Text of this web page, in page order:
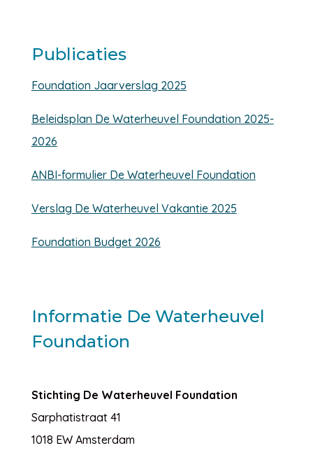
Publicaties
Foundation Jaarverslag 2025
Beleidsplan De Waterheuvel Foundation 2025-
2026
ANBI-formulier De Waterheuvel Foundation
Verslag De Waterheuvel Vakantie 2025
Foundation Budget 2026
Informatie De Waterheuvel
Foundation
Stichting De Waterheuvel Foundation
Sarphatistraat 41
1018 EW Amsterdam